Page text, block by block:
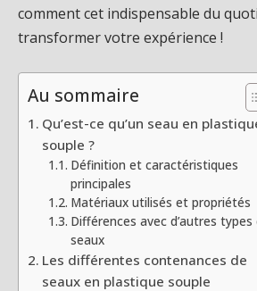
comment cet indispensable du
transformer votre expérience !
Au sommaire
Qu’est-ce qu’un seau en
souple ?
Définition et caractéristiques
principales
Matériaux utilisés et propriétés
Différences avec d’autres types
seaux
Les différentes contenances de
seaux en plastique souple